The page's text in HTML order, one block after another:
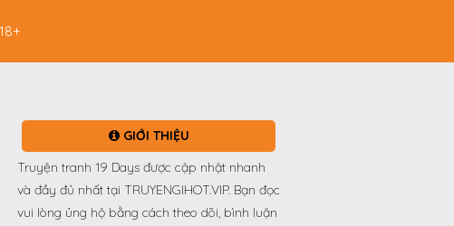
GIỚI THIỆU
Truyện tranh 19 Days được cập nhật nhanh
và đầy đủ nhất tại TRUYENGIHOT.VIP. Bạn đọc
vui lòng ủng hộ bằng cách theo dõi, bình luận